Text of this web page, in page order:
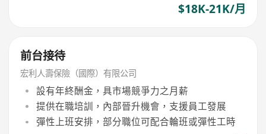
$18K-21K/月
前台接待
宏利人壽保險（國際）有限公司
設有年終酬金，具市場競爭力之月薪
提供在職培訓，內部晉升機會，支援員工發展
彈性上班安排，部分職位可配合輪班或彈性工時